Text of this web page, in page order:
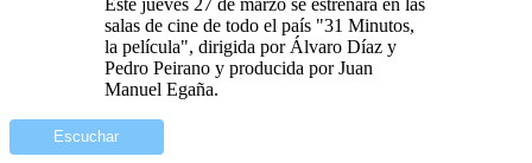
salas de cine de todo el país "31 Minutos,
la película", dirigida por Álvaro Díaz y
Pedro Peirano y producida por Juan
Manuel Egaña.
Escuchar